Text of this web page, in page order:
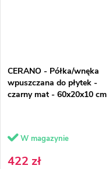
CERANO - Półka/wnęka
wpuszczana do płytek -
czarny mat - 60x20x10 cm
W magazynie
422 zł